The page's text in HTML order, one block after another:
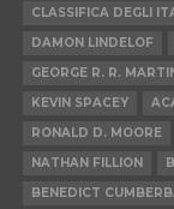
CLASSIFICA DEGLI
DAMON LINDELOF
GEORGE R. R.
KEVIN SPACEY
RONALD D. MOORE
NATHAN FILLION
BENEDICT